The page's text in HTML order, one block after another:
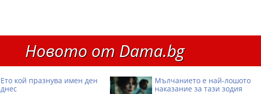
Новото от Dama.bg
Ето кой празнува имен ден
днес
Мълчанието е най-лошото
наказание за тази зодия